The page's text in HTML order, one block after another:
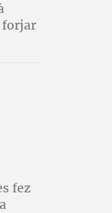
forjar
fez